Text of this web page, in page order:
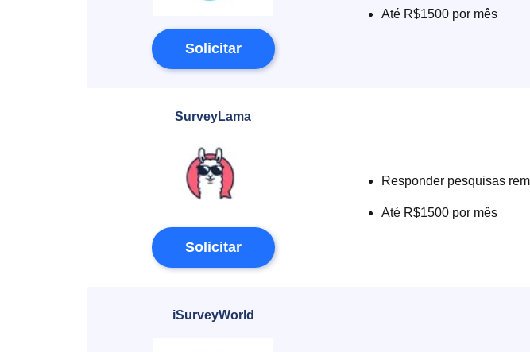
Solicitar
Até R$1500 por mês
SurveyLama
Solicitar
Responder pesquisas
Até R$1500 por mês
iSurveyWorld